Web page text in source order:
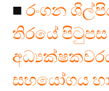
■ රංගන
තිරයේ
සහයෝගය